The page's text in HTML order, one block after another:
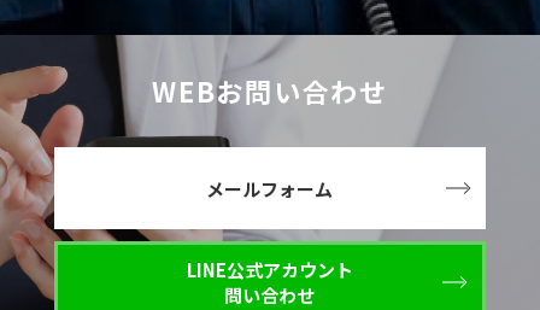
WEBお問い合わせ
メールフォーム
LINE公式アカウント
問い合わせ